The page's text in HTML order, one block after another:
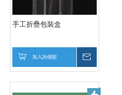
手工折疊包裝盒
加入詢價籃